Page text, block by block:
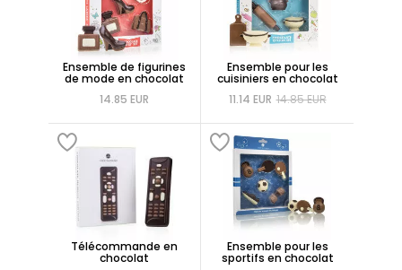
Ensemble de figurines
de mode en chocolat
14.85 EUR
Ensemble pour les
cuisiniers en chocolat
11.14 EUR 14.85 EUR
Télécommande en
chocolat
Ensemble pour les
sportifs en chocolat